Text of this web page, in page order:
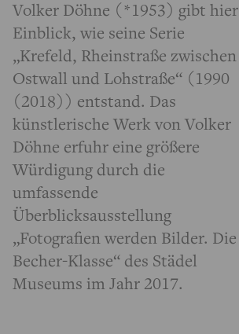
Volker Döhne (*1953) gibt hier
Einblick, wie seine Serie
„Krefeld, Rheinstraße zwischen
Ostwall und Lohstraße“ (1990
(2018)) entstand. Das
künstlerische Werk von Volker
Döhne erfuhr eine größere
Würdigung durch die
umfassende
Überblicksausstellung
„Fotografien werden Bilder. Die
Becher-Klasse“ des Städel
Museums im Jahr 2017.